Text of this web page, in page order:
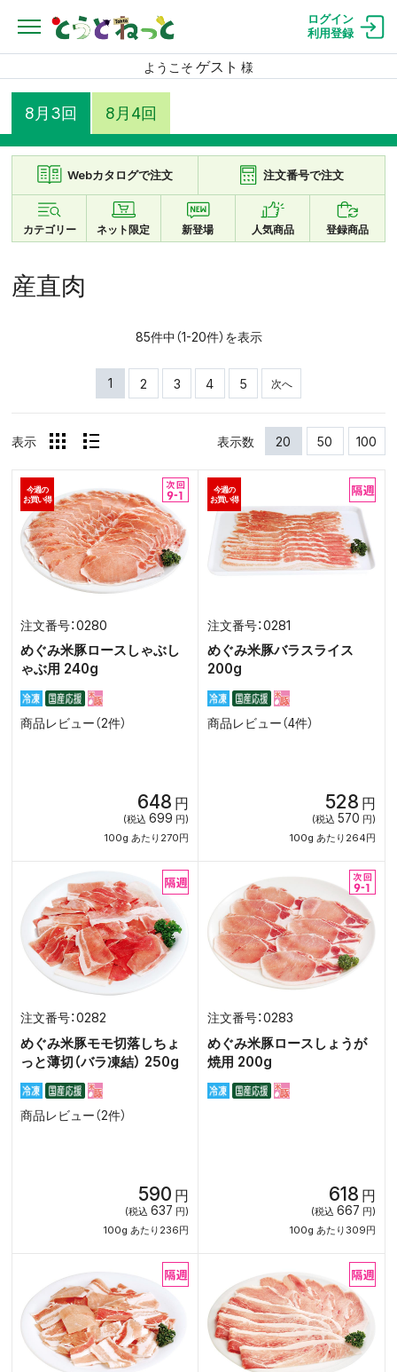
ログイン
利用登録
ようこそ ゲスト 様
8月3回 8月4回
Webカタログで注文 注文番号で注文
カテゴリー ネット限定 新登場 人気商品 登録商品
産直肉
85件中（1-20件）を表示
1 2 3 4 5 次へ
表示 表示数 20 50 100
0280
めぐみ米豚ロースしゃぶし
ゃぶ用 240g
今週の
お買い得
商品レビュー（2件）
648 円
(税込 699 円)
100g あたり270円
0281
めぐみ米豚バラスライス
200g
今週の
お買い得
商品レビュー（4件）
528 円
(税込 570 円)
100g あたり264円
0282
めぐみ米豚モモ切落しちょ
っと薄切（バラ凍結） 250g
商品レビュー（2件）
590 円
(税込 637 円)
100g あたり236円
0283
めぐみ米豚ロースしょうが
焼用 200g
618 円
(税込 667 円)
100g あたり309円